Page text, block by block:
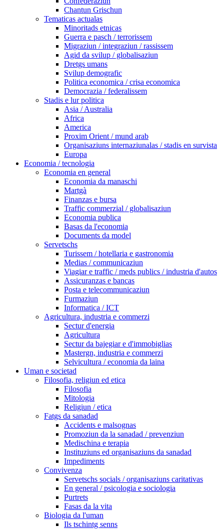
Chantun Grischun
Tematicas actualas
Minoritads etnicas
Guerra e pasch / terrorissem
Migraziun / integraziun / rassissem
Agid da svilup / globalisaziun
Dretgs umans
Svilup demografic
Politica economica / crisa economica
Democrazia / federalissem
Stadis e lur politica
Asia / Australia
Africa
America
Proxim Orient / mund arab
Organisaziuns internaziunalas / stadis en survista
Europa
Economia / tecnologia
Economia en general
Economia da manaschi
Martgà
Finanzas e bursa
Traffic commerzial / globalisaziun
Economia publica
Basas da l'economia
Documents da model
Servetschs
Turissem / hotellaria e gastronomia
Medias / communicaziun
Viagiar e traffic / meds publics / industria d'autos
Assicuranzas e bancas
Posta e telecommunicaziun
Furmaziun
Informatica / ICT
Agricultura, industria e commerzi
Sectur d'energia
Agricultura
Sectur da bajegiar e d'immobiglias
Mastergn, industria e commerzi
Selvicultura / economia da laina
Uman e societad
Filosofia, religiun ed etica
Filosofia
Mitologia
Religiun / etica
Fatgs da sanadad
Accidents e malsognas
Promoziun da la sanadad / prevenziun
Medischina e terapia
Instituziuns ed organisaziuns da sanadad
Impediments
Convivenza
Servetschs socials / organisaziuns caritativas
En general / psicologia e sociologia
Purtrets
Fasas da la vita
Biologia da l'uman
Ils tschintg senns